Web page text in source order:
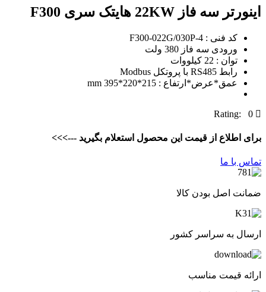
اینورتر سه فاز 22KW هایتک سری F300
کد فنی : F300-022G/030P-4
ورودی سه فاز 380 ولت
توان : 22 کیلووات
رابط RS485 با پروتکل Modbus
عمق*عرض*ارتفاع : 215*220*395 mm
Rating: 0
برای اطلاع از قیمت این محصول استعلام بگیرید --->>>
تماس با ما
ضمانت اصل بودن کالا
ارسال به سراسر کشور
ارائه قیمت مناسب